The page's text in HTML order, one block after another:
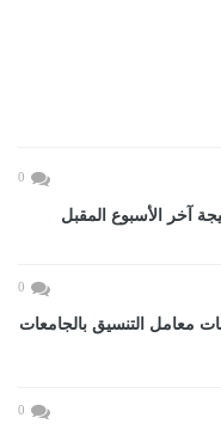
0
آخر الأسبوع المقبل
0
الأولى 2026.. خدمات معامل التنسيق بالجامعات
0